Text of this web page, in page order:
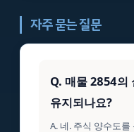
자주 묻는 질문
Q. 매물 2854의
유지되나요?
A. 네. 주식 양수도